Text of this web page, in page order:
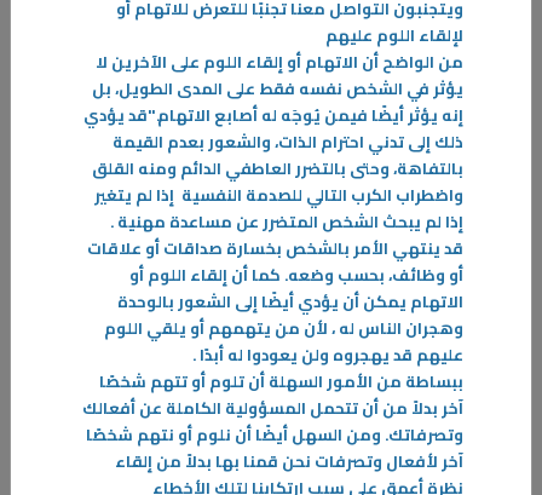
علاج التفكير الضاغط
إن الأشخاص الذين يعانون من التوتر وفرط التفكير الدائم يعانون دوماً من
تقلُب الصحة النفسية والسلبية الشديدة بداخلهم
ويتجنبون التواصل معنا تجنبًا للتعرض للاتهام أو
لإلقاء اللوم عليهم
من الواضح أن الاتهام أو إلقاء اللوم على الآخرين لا
يؤثر في الشخص نفسه فقط على المدى الطويل، بل
إنه يؤثر أيضًا فيمن يُوجَه له أصابع الاتهام."قد يؤدي
ذلك إلى تدني احترام الذات، والشعور بعدم القيمة
بالتفاهة، وحتى بالتضرر العاطفي الدائم ومنه القلق
واضطراب الكرب التالي للصدمة النفسية إذا لم يتغير
إذا لم يبحث الشخص المتضرر عن مساعدة مهنية.
قد ينتهي الأمر بالشخص بخسارة صداقات أو علاقات
أو وظائف، بحسب وضعه. كما أن إلقاء اللوم أو
الاتهام يمكن أن يؤدي أيضًا إلى الشعور بالوحدة
وهجران الناس له ، لأن من يتهمهم أو يلقي اللوم
عليهم قد يهجروه ولن يعودوا له أبدًا.
ببساطة من الأمور السهلة أن تلوم أو تتهم شخصًا
آخر بدلاً من أن تتحمل المسؤولية الكاملة عن أفعالك
وتصرفاتك. ومن السهل أيضًا أن نلوم أو نتهم شخصًا
آخر لأفعال وتصرفات نحن قمنا بها بدلاً من إلقاء
نظرة أعمق على سبب ارتكابنا لتلك الأخطاء